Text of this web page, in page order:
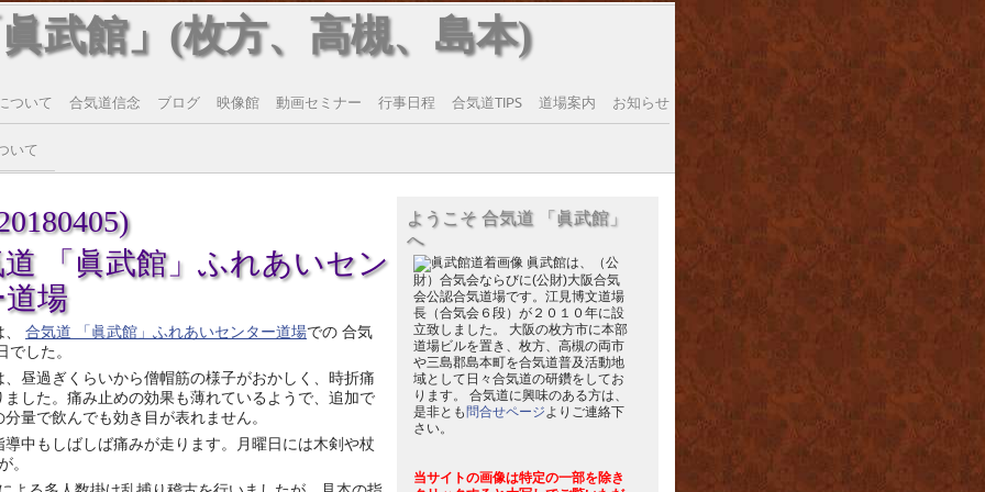
武館」(枚方、高槻、島本)
ついて 合気道信念 ブログ 映像館 動画セミナー 行事日程 合気道TIPS 道場案内 お知らせ
いて
「眞武館」ふれあいセン
場
合気道 「眞武館」ふれあいセンター道場での 合気
でした。
、昼過ぎくらいから僧帽筋の様子がおかしく、時折痛
ました。痛み止めの効果も薄れているようで、追加で
量で飲んでも効き目が表れません。
導中もしばしば痛みが走ります。月曜日には木剣や杖
。
ようこそ 合気道 「眞武館」
へ
眞武館は、（公
財）合気会ならびに(公財)大阪合気
会公認合気道場です。江見博文道場
長（合気会６段）が２０１０年に設
立致しました。 大阪の枚方市に本部
道場ビルを置き、枚方、高槻の両市
や三島郡島本町を合気道普及活動地
域として日々合気道の研鑽をしてお
ります。 合気道に興味のある方は、
是非とも 問合せページよりご連絡下
さい。
当サイトの画像は特定の一部を除き